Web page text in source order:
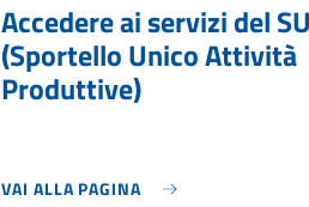
Accedere ai servizi del
(Sportello Unico Attività
Produttive)
VAI ALLA PAGINA